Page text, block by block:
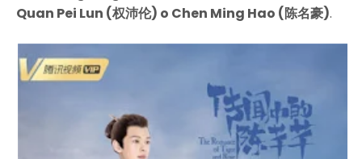
Quan Pei Lun (权沛伦) o Chen Ming Hao (陈名豪).